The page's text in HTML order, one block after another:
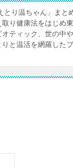
とり温ちゃん」まと
り健康法をはじめ
ティック、世の中
と温活を網羅した